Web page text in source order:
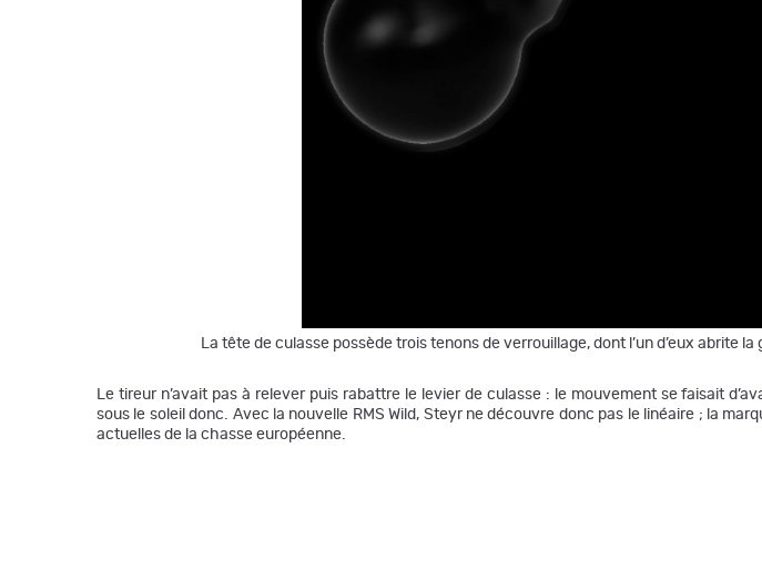
La tête de culasse possède trois tenons de verrouillage, dont l’un d’eux abrite
Le tireur n’avait pas à relever puis rabattre le levier de culasse : le mouvement se faisait
sous le soleil donc. Avec la nouvelle RMS Wild, Steyr ne découvre donc pas le linéaire ; la
actuelles de la chasse européenne.